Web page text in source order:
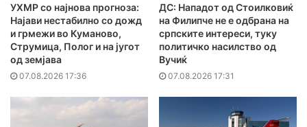
УХМР со најнова прогноза:
Најави нестабилно со дожд
и грмежи во Куманово,
Струмица, Полог и на југот
од земјава
07.08.2026 17:36
ДС: Нападот од Стоилковиќ
на Филипче не е одбрана на
српските интереси, туку
политичко насилство од
Вучиќ
07.08.2026 17:31